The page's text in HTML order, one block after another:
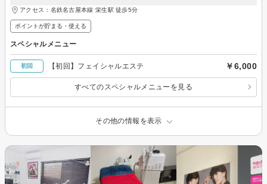
アクセス：名鉄名古屋本線 栄生駅 徒歩5分
ポイントが貯まる・使える
スペシャルメニュー
初回 【初回】フェイシャルエステ ￥6,000
すべてのスペシャルメニューを見る
その他の情報を表示